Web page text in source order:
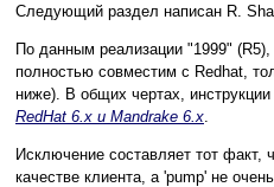
Следующий раздел написан R.
По данным реализации "1999" (R5),
полностью совместим с Redhat,
ниже). В общих чертах,
RedHat 6.x и Mandrake 6.x
Исключение составляет тот факт,
качестве клиента, а 'pump' не